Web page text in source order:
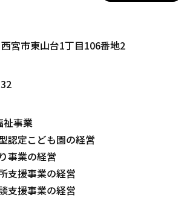
宮市東山台1丁目106番地2
事業
定こども園の経営
業の経営
援事業の経営
援事業の経営